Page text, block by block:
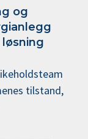
og
tilstand,